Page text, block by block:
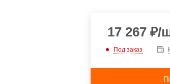
17 267 ₽/
Под заказ